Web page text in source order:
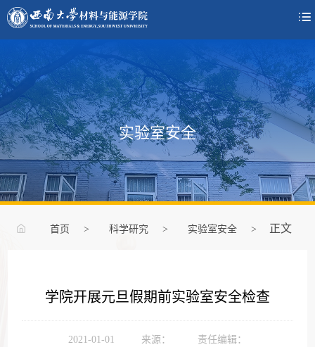

实验室安全
首页 > 科学研究 > 实验室安全 > 正文
学院开展元旦假期前实验室安全检查
2021-01-01 来源：
责任编辑：